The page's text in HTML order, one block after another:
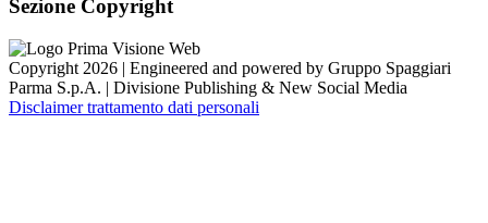
Sezione Copyright
Copyright 2026 | Engineered and powered by Gruppo Spaggiari
Parma S.p.A. | Divisione Publishing & New Social Media
Disclaimer trattamento dati personali